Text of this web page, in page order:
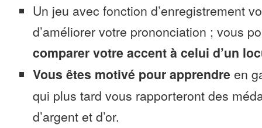
Un jeu avec fonction d’enregistrement
d’améliorer votre prononciation ; vous
comparer votre accent à celui d’un
Vous êtes motivé pour apprendre en
qui plus tard vous rapporteront des
d’argent et d’or.